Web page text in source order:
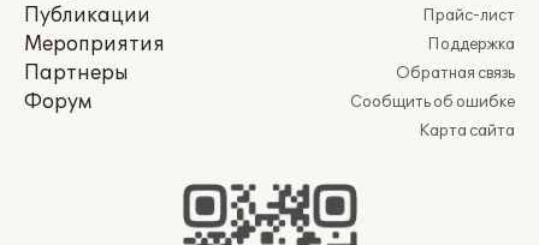
Публикации
Мероприятия
Партнеры
Форум
Прайс-лист
Поддержка
Обратная связь
Сообщить об ошибке
Карта сайта